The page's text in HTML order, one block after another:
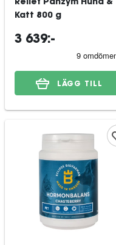
Relief Panzym Hund &
Katt 800 g
3 639:-
LÄGG TILL